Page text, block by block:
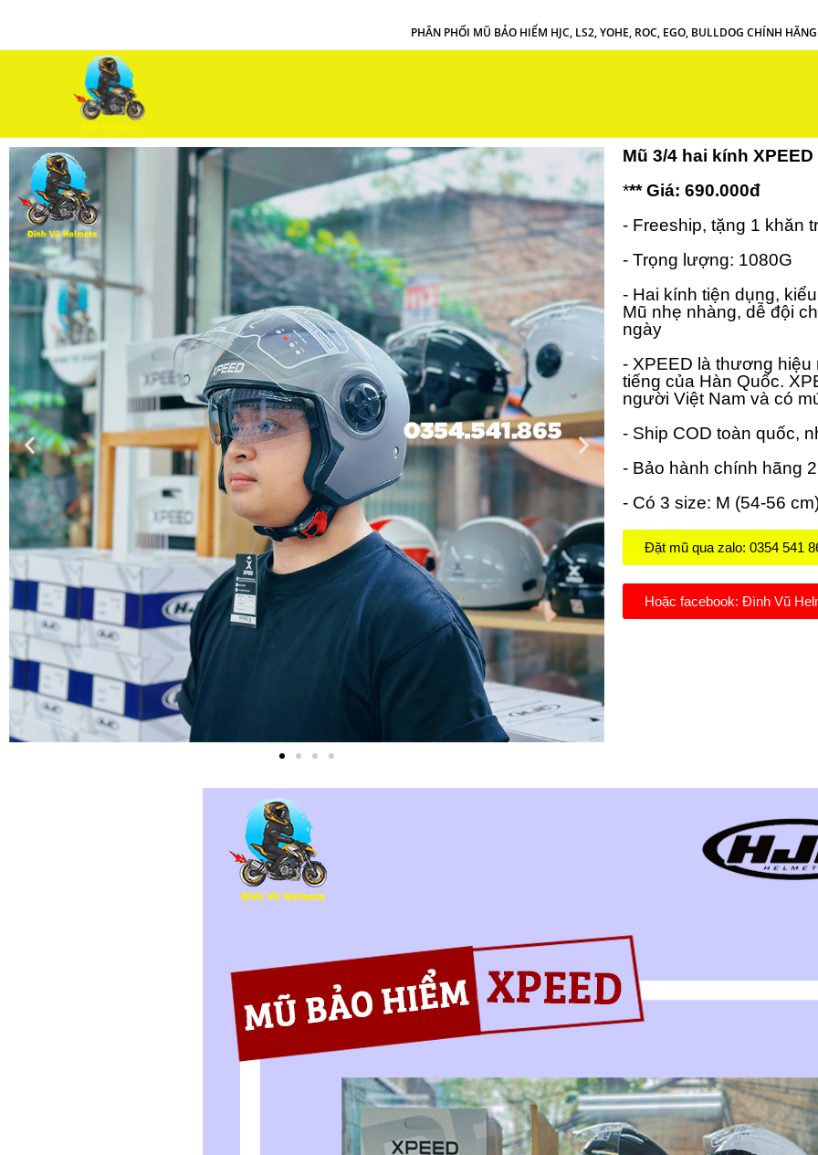
PHÂN PHỐI MŨ BẢO HIỂM HJC, LS2, YOHE, ROC, EGO, BULLDOG CHÍNH HÃNG
Mũ 3/4 hai kính
*** Giá: 690.000đ
- Freeship, tặng 1 khăn
- Trọng lượng: 1080G
- Hai kính tiện dụng,
Mũ nhẹ nhàng, dễ đội
ngày
- XPEED là thương
tiếng của Hàn Quốc.
người Việt Nam và có
- Ship COD toàn quốc,
- Bảo hành chính hãng
- Có 3 size: M (54-56
Đặt mũ qua zalo: 0354 541
Hoặc facebook: Đình Vũ